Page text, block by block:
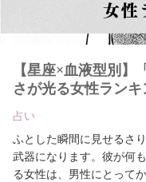
【星座×血液型別
さが光る女性ラン
占い
ふとした瞬間に見せるさ
武器になります。彼が何
る女性は、男性にとって